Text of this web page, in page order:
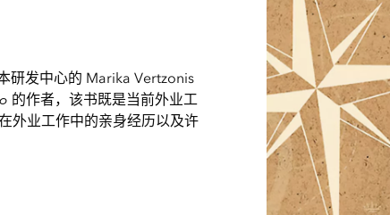
研发中心的 Marika Vertzonis
的作者，该书既是当前外业工
外业工作中的亲身经历以及许